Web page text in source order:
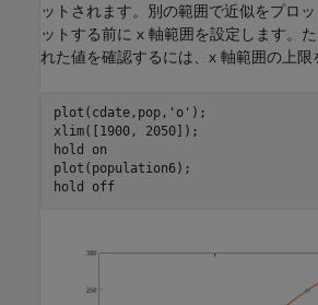
ットされます。別の範囲で近似をプロ
ットする前に x 軸範囲を設定します。
れた値を確認するには、x 軸範囲の上限
plot(cdate,pop, 'o' );
xlim([1900, 2050]);
hold
on
plot(population6);
hold
off